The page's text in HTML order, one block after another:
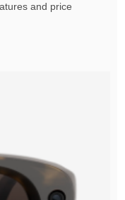
and price